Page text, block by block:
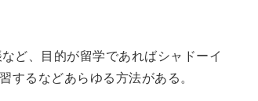
ど、目的が留学であればシャドーイ
るなどあらゆる方法がある。